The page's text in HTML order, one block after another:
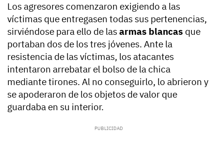
Los agresores comenzaron exigiendo a las
víctimas que entregasen todas sus pertenencias,
sirviéndose para ello de lasarmas blancas que
portaban dos de los tres jóvenes. Ante la
resistencia de las víctimas, los atacantes
intentaron arrebatar el bolso de la chica
mediante tirones. Al no conseguirlo, lo abrieron y
se apoderaron de los objetos de valor que
guardaba en su interior.